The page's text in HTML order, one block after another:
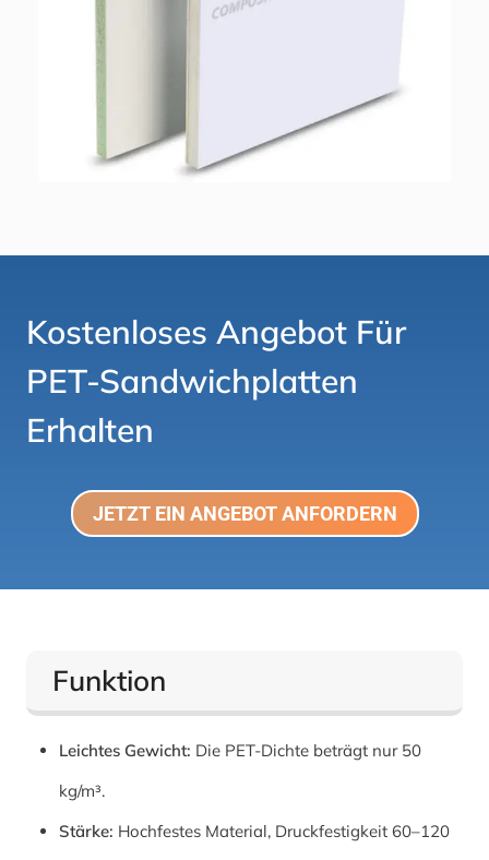
Kostenloses Angebot Für
PET-Sandwichplatten
Erhalten
JETZT EIN ANGEBOT ANFORDERN
Funktion
Leichtes Gewicht: Die PET-Dichte beträgt nur 50
kg/m³.
Stärke: Hochfestes Material, Druckfestigkeit 60–120